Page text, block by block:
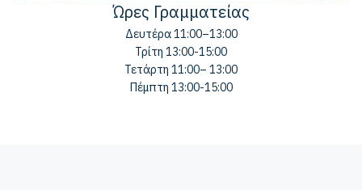
Ώρες Γραμματείας
Δευτέρα 11:00–13:00
Τρίτη 13:00-15:00
Τετάρτη 11:00– 13:00
Πέμπτη 13:00-15:00